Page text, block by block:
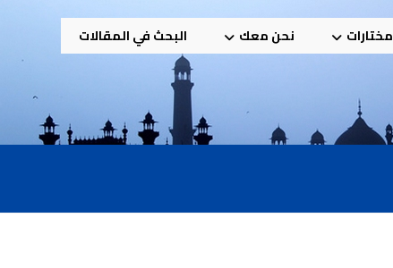
مختارات نحن معك البحث في المقالات